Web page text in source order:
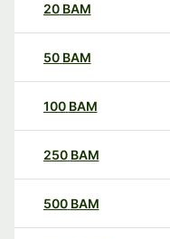
20 BAM
50 BAM
100 BAM
250 BAM
500 BAM